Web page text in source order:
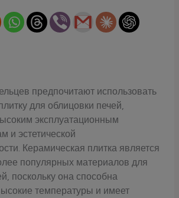
предпочитают использовать
для облицовки печей,
эксплуатационным
и эстетической
Керамическая плитка является
популярных материалов для
поскольку она способна
температуры и имеет